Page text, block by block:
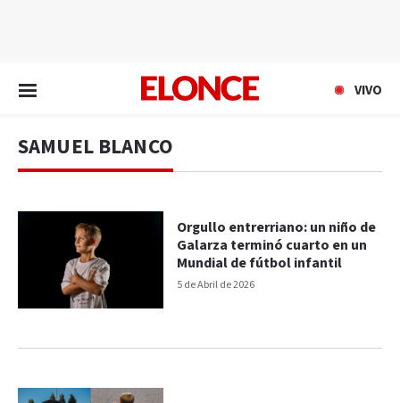
VIVO
SAMUEL BLANCO
5 de Abril de 2026
Orgullo entrerriano: un niño de
Galarza terminó cuarto en un
Mundial de fútbol infantil